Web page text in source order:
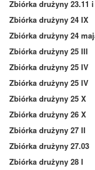
Zbiórka drużyny 23.11
Zbiórka drużyny 24 IX
Zbiórka drużyny 24
Zbiórka drużyny 25 III
Zbiórka drużyny 25 IV
Zbiórka drużyny 25 IV
Zbiórka drużyny 25 X
Zbiórka drużyny 26 X
Zbiórka drużyny 27 II
Zbiórka drużyny 27.03
Zbiórka drużyny 28 I